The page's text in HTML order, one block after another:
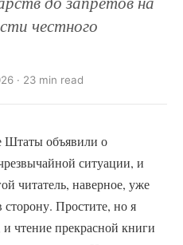
честного
· 23 min read
Штаты объявили о
ситуации, и
читатель, наверное, уже
Простите, но я
и чтение прекрасной книги